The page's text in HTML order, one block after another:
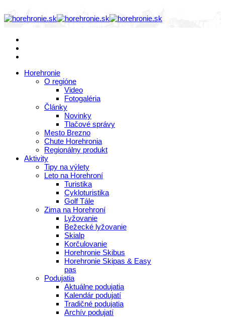
Horehronie
O regióne
Video
Fotogaléria
Články
Novinky
Tlačové správy
Mesto Brezno
Chute Horehronia
Regionálny produkt
Aktivity
Tipy na výlety
Leto na Horehroní
Turistika
Cykloturistika
Golf Tále
Zima na Horehroní
Lyžovanie
Bežecké lyžovanie
Skialp
Korčulovanie
Horehronie Skibus
Horehronie Skipas & Easy
pas
Podujatia
Aktuálne podujatia
Kalendár podujatí
Tradičné podujatia
Archív podujatí